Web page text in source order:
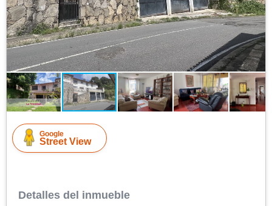
Google
Street View
Detalles del inmueble